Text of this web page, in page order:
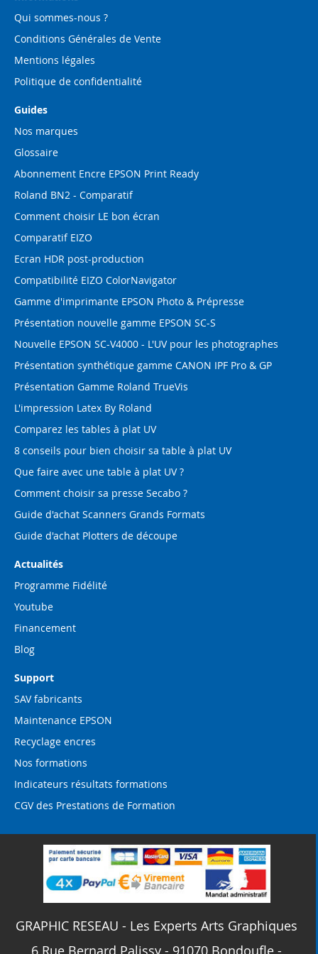
Qui sommes-nous ?
Conditions Générales de Vente
Mentions légales
Politique de confidentialité
Guides
Nos marques
Glossaire
Abonnement Encre EPSON Print Ready
Roland BN2 - Comparatif
Comment choisir LE bon écran
Comparatif EIZO
Ecran HDR post-production
Compatibilité EIZO ColorNavigator
Gamme d'imprimante EPSON Photo & Prépresse
Présentation nouvelle gamme EPSON SC-S
Nouvelle EPSON SC-V4000 - L'UV pour les photographes
Présentation synthétique gamme CANON IPF Pro & GP
Présentation Gamme Roland TrueVis
L'impression Latex By Roland
Comparez les tables à plat UV
8 conseils pour bien choisir sa table à plat UV
Que faire avec une table à plat UV ?
Comment choisir sa presse Secabo ?
Guide d'achat Scanners Grands Formats
Guide d'achat Plotters de découpe
Actualités
Programme Fidélité
Youtube
Financement
Blog
Support
SAV fabricants
Maintenance EPSON
Recyclage encres
Nos formations
Indicateurs résultats formations
CGV des Prestations de Formation
GRAPHIC RESEAU - Les Experts Arts Graphiques
6 Rue Bernard Palissy - 91070 Bondoufle -